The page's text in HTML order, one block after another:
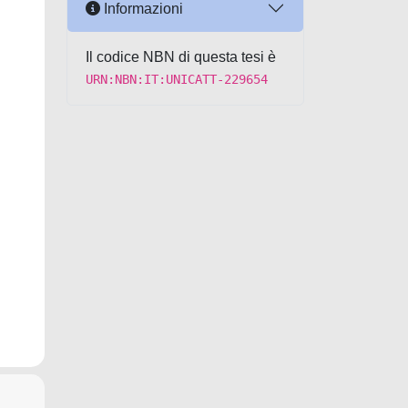
Informazioni
Il codice NBN di questa tesi è
URN:NBN:IT:UNICATT-229654